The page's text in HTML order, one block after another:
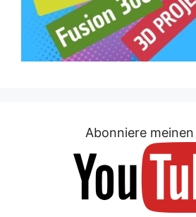
Abonniere meinen